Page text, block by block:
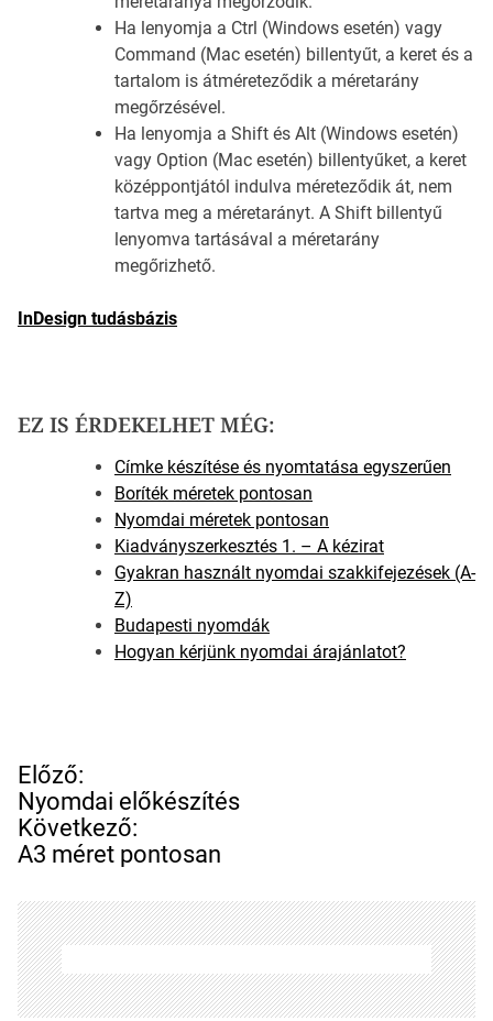
Ha lenyomja a Ctrl (Windows esetén) vagy
Command (Mac esetén) billentyűt, a keret és a
tartalom is átméreteződik a méretarány
megőrzésével.
Ha lenyomja a Shift és Alt (Windows esetén)
vagy Option (Mac esetén) billentyűket, a keret
középpontjától indulva méreteződik át, nem
tartva meg a méretarányt. A Shift billentyű
lenyomva tartásával a méretarány
megőrizhető.
InDesign tudásbázis
EZ IS ÉRDEKELHET MÉG:
Címke készítése és nyomtatása egyszerűen
Boríték méretek pontosan
Nyomdai méretek pontosan
Kiadványszerkesztés 1. – A kézirat
Gyakran használt nyomdai szakkifejezések (A-
Z)
Budapesti nyomdák
Hogyan kérjünk nyomdai árajánlatot?
B
e
j
e
g
y
z
é
s
Előző:
Nyomdai előkészítés
Következő:
A3 méret pontosan